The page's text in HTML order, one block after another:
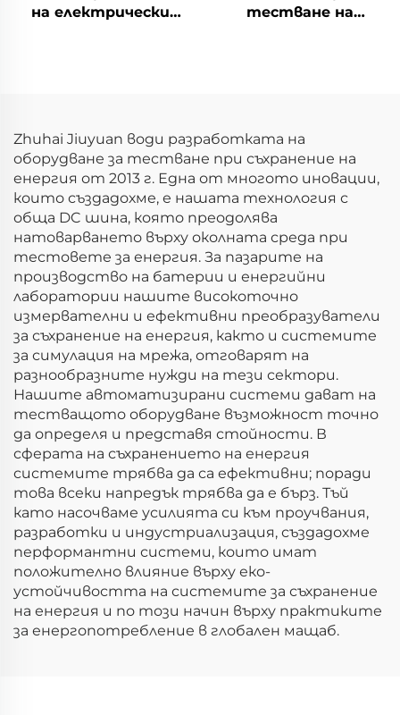
на електрически
тестване на
Zhuhai Jiuyuan води разработката на
оборудване за тестване при съхранение на
енергия от 2013 г. Една от многото иновации,
които създадохме, е нашата технология с
обща DC шина, която преодолява
натоварването върху околната среда при
тестовете за енергия. За пазарите на
производство на батерии и енергийни
лаборатории нашите високоточно
измервателни и ефективни преобразуватели
за съхранение на енергия, както и системите
за симулация на мрежа, отговарят на
разнообразните нужди на тези сектори.
Нашите автоматизирани системи дават на
тестващото оборудване възможност точно
да определя и представя стойности. В
сферата на съхранението на енергия
системите трябва да са ефективни; поради
това всеки напредък трябва да е бърз. Тъй
като насочваме усилията си към проучвания,
разработки и индустриализация, създадохме
перформантни системи, които имат
положително влияние върху еко-
устойчивостта на системите за съхранение
на енергия и по този начин върху практиките
за енергопотребление в глобален мащаб.